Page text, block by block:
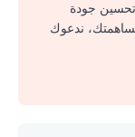
تحسين جودة
مساهمتك، ندعوك